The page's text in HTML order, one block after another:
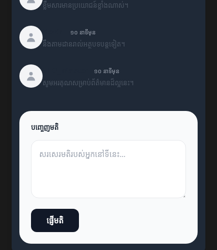
ខ្លឹមសារមានប្រយោជន៍ខ្លាំងណាស់។
១០ នាទីមុន
នឹងតាមដានរាល់អត្ថបទបន្តទៀត។
១០ នាទីមុន
សូមអរគុណសម្រាប់ព័ត៌មានដ៏ល្អនេះ។
បញ្ចេញមតិ
ផ្ញើមតិ